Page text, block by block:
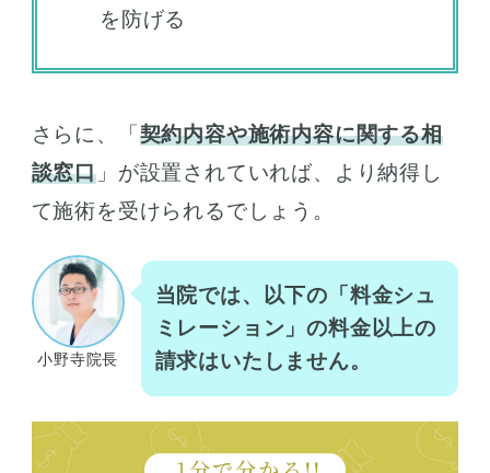
を防げる
さらに、「 契約内容や施術内容に関する相
談窓口 」が設置されていれば、より納得し
て施術を受けられるでしょう。
小野寺院長
当院では、以下の「料金シュ
ミレーション」の料金以上の
請求はいたしません。